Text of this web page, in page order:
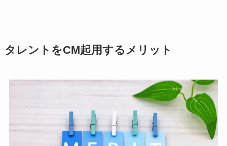
タレントをCM起用するメリット